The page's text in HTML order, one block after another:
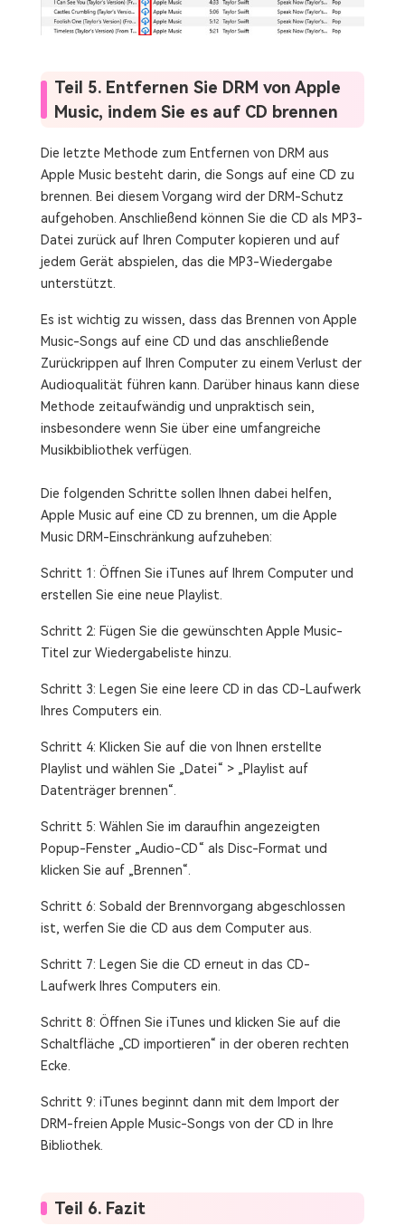
Teil 5. Entfernen Sie DRM von Apple
Music, indem Sie es auf CD brennen
Die letzte Methode zum Entfernen von DRM aus
Apple Music besteht darin, die Songs auf eine CD zu
brennen. Bei diesem Vorgang wird der DRM-Schutz
aufgehoben. Anschließend können Sie die CD als MP3-
Datei zurück auf Ihren Computer kopieren und auf
jedem Gerät abspielen, das die MP3-Wiedergabe
unterstützt.
Es ist wichtig zu wissen, dass das Brennen von Apple
Music-Songs auf eine CD und das anschließende
Zurückrippen auf Ihren Computer zu einem Verlust der
Audioqualität führen kann. Darüber hinaus kann diese
Methode zeitaufwändig und unpraktisch sein,
insbesondere wenn Sie über eine umfangreiche
Musikbibliothek verfügen.
Die folgenden Schritte sollen Ihnen dabei helfen,
Apple Music auf eine CD zu brennen, um die Apple
Music DRM-Einschränkung aufzuheben:
Schritt 1: Öffnen Sie iTunes auf Ihrem Computer und
erstellen Sie eine neue Playlist.
Schritt 2: Fügen Sie die gewünschten Apple Music-
Titel zur Wiedergabeliste hinzu.
Schritt 3: Legen Sie eine leere CD in das CD-Laufwerk
Ihres Computers ein.
Schritt 4: Klicken Sie auf die von Ihnen erstellte
Playlist und wählen Sie „Datei“ > „Playlist auf
Datenträger brennen“.
Schritt 5: Wählen Sie im daraufhin angezeigten
Popup-Fenster „Audio-CD“ als Disc-Format und
klicken Sie auf „Brennen“.
Schritt 6: Sobald der Brennvorgang abgeschlossen
ist, werfen Sie die CD aus dem Computer aus.
Schritt 7: Legen Sie die CD erneut in das CD-
Laufwerk Ihres Computers ein.
Schritt 8: Öffnen Sie iTunes und klicken Sie auf die
Schaltfläche „CD importieren“ in der oberen rechten
Ecke.
Schritt 9: iTunes beginnt dann mit dem Import der
DRM-freien Apple Music-Songs von der CD in Ihre
Bibliothek.
Teil 6. Fazit